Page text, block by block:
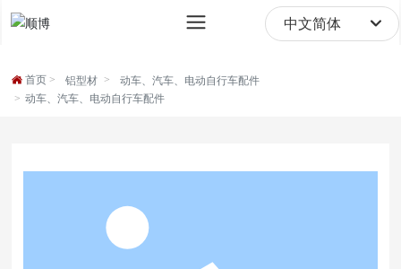
中文简体
首页 铝型材
动车、汽车、电动自行车配件
动车、汽车、电动自行车配件